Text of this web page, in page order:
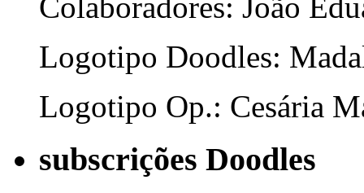
Colaboradores: João
Logotipo Doodles:
Logotipo Op.: Cesária
subscrições Doodles